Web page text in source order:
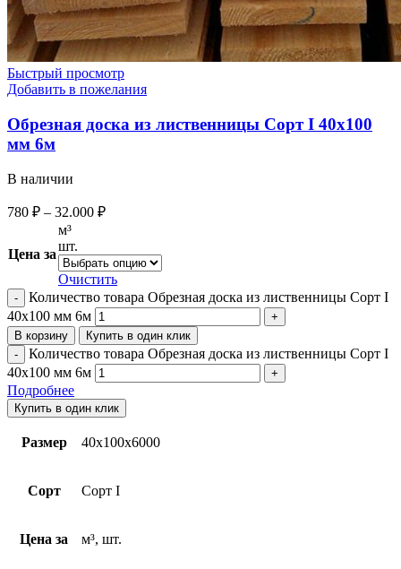
Быстрый просмотр
Добавить в пожелания
Обрезная доска из лиственницы Сорт I 40х100
мм 6м
В наличии
780 ₽ – 32.000 ₽
Цена за
м³
шт.
Очистить
Количество товара Обрезная доска из лиственницы Сорт I
40х100 мм 6м
В корзину Купить в один клик
Количество товара Обрезная доска из лиственницы Сорт I
40х100 мм 6м
Подробнее
Купить в один клик
Размер 40х100х6000
Сорт Сорт I
Цена за м³, шт.